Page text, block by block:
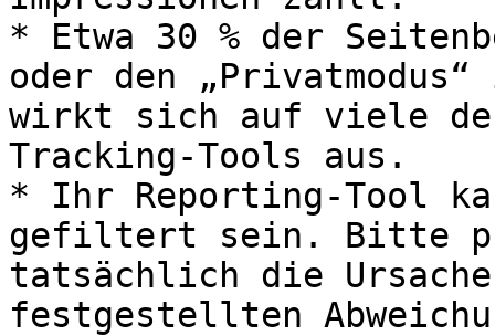
* Etwa 30 % der
oder den
wirkt sich auf viele der
Tracking-Tools aus.
* Ihr Reporting-Tool
gefiltert sein. Bitte
tatsächlich die
festgestellten